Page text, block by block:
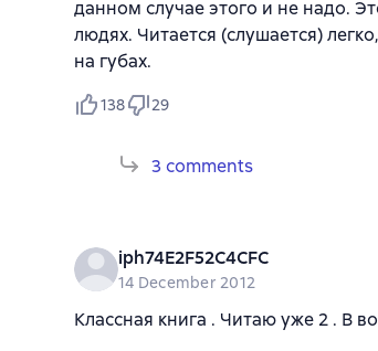
данном случае этого и не надо.
людях. Читается (слушается)
на губах.
138 29
3 comments
iph74E2F52C4CFC
14 December 2012
Классная книга . Читаю уже 2 . В